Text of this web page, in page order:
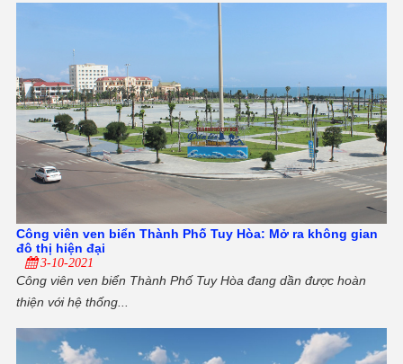
Công viên ven biển Thành Phố Tuy Hòa: Mở ra không gian
đô thị hiện đại
3-10-2021
Công viên ven biển Thành Phố Tuy Hòa đang dần được hoàn
thiện với hệ thống...